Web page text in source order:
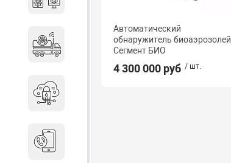
Специальные автомобили
Автоматический
обнаружитель биоаэрозолей
Сегмент БИО
4 300 000 руб / шт.